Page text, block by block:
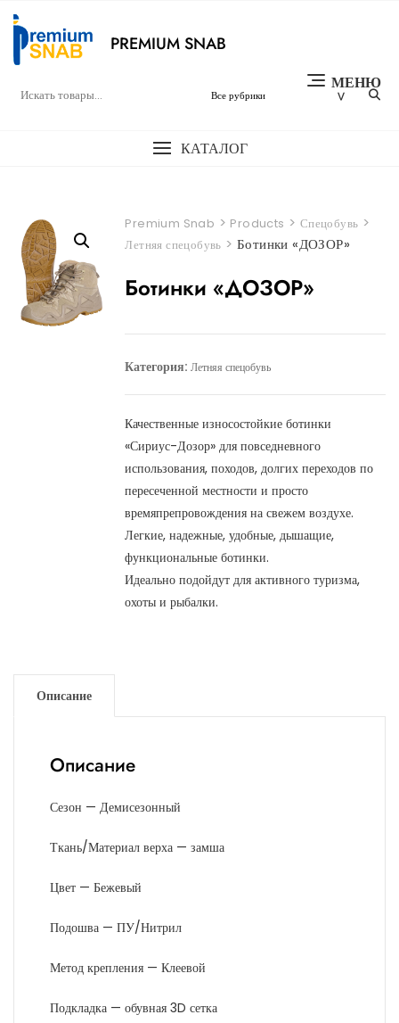
содержимому
МЕНЮ
PREMIUM SNAB
КАТАЛОГ
Premium Snab > Products > Спецобувь >
Летняя спецобувь > Ботинки «ДОЗОР»
Ботинки «ДОЗОР»
Категория:Летняя спецобувь
Качественные износостойкие ботинки
«Сириус-Дозор» для повседневного
использования, походов, долгих переходов по
пересеченной местности и просто
времяпрепровождения на свежем воздухе.
Легкие, надежные, удобные, дышащие,
функциональные ботинки.
Идеально подойдут для активного туризма,
охоты и рыбалки.
Описание
Описание
Сезон — Демисезонный
Ткань/Материал верха — замша
Цвет — Бежевый
Подошва — ПУ/Нитрил
Метод крепления — Клеевой
Подкладка — обувная 3D сетка